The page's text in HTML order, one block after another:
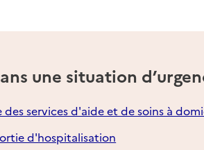
une situation
services d'aide et de soins à
d'hospitalisation